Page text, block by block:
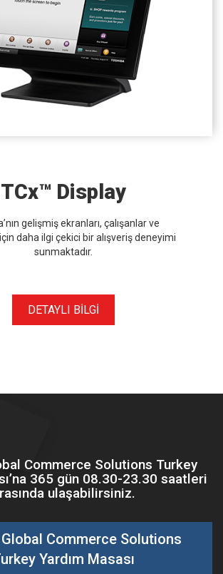
TCx™ Display
gelişmiş ekranları, çalışanlar ve
daha ilgi çekici bir alışveriş deneyimi
sunmaktadır.
DETAYLI BİLGİ
Commerce Solutions Turkey
365 gün 08.30-23.30 saatleri
ulaşabilirsiniz.
Commerce Solutions
Yardım Masası